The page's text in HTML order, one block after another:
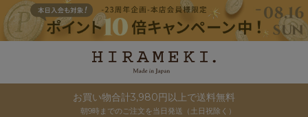
お買い物合計3,980円以上で送料無料
朝9時までのご注文を当日発送（土日祝除く）